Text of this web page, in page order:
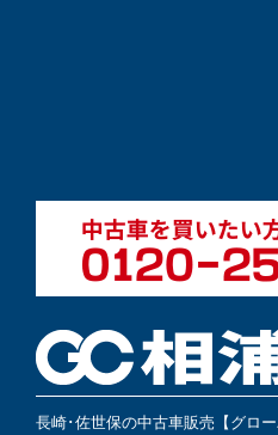
長崎･佐世保の中古車販売【グロ